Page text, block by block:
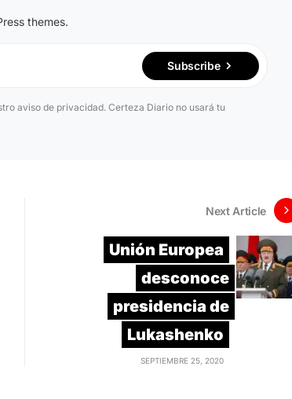
themes.
Subscribe
aviso de privacidad. Certeza Diario no usará tu
Next Article
Unión Europea
desconoce
presidencia de
Lukashenko
SEPTIEMBRE 25, 2020